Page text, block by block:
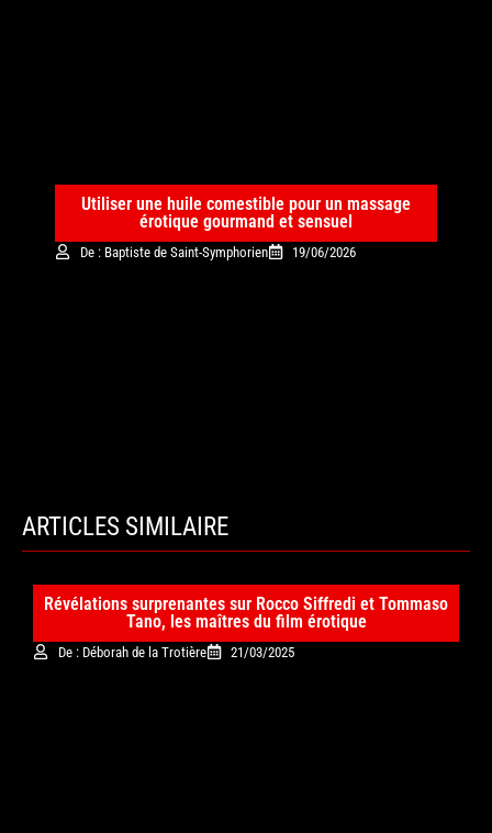
Utiliser une huile comestible pour un massage
érotique gourmand et sensuel
De : Baptiste de Saint-Symphorien 19/06/2026
ARTICLES SIMILAIRE
Révélations surprenantes sur Rocco Siffredi et Tommaso
Tano, les maîtres du film érotique
De : Déborah de la Trotière 21/03/2025